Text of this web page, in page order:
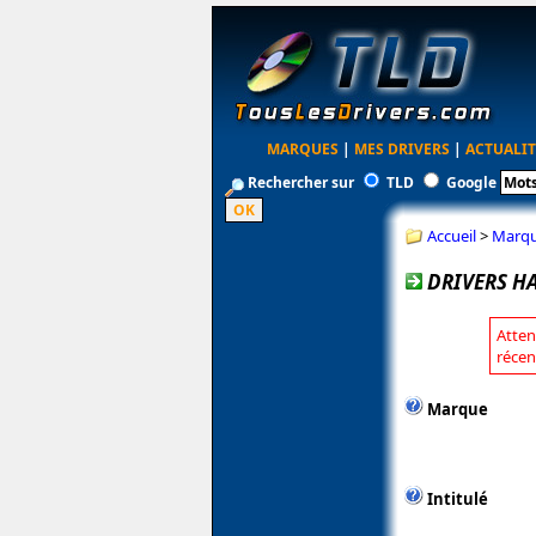
MARQUES | MES DRIVERS |
Rechercher sur
TLD Google
Accueil>
DRIVERS
Marque
Intitulé